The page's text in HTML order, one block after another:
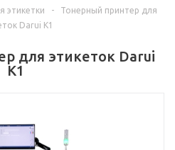
этикетки -
Тонерный принтер для
Darui K1
для этикеток Darui
K1